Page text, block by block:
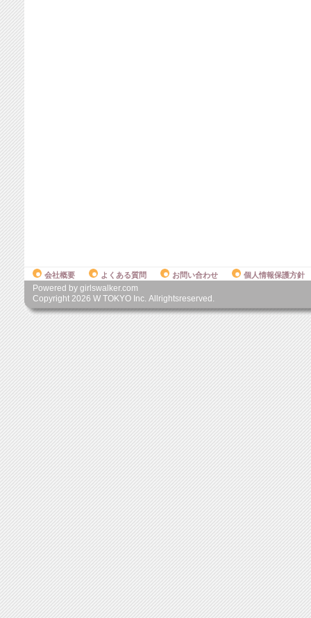
会社概要 よくある質問 お問い合わせ 個人情報保護方針
Powered by girlswalker.com
Copyright 2026 W TOKYO Inc. Allrightsreserved.